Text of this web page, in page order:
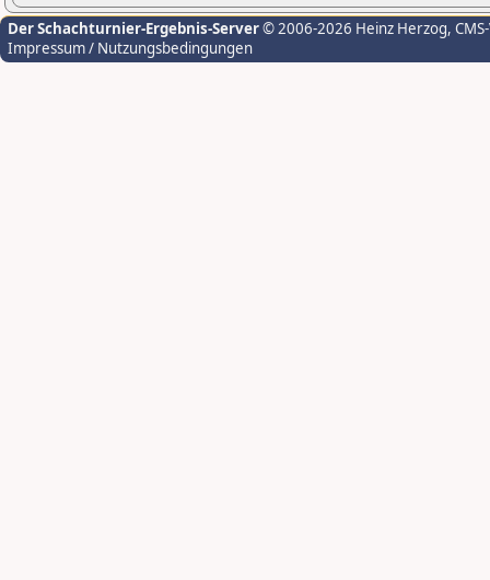
Der Schachturnier-Ergebnis-Server© 2006-2026 Heinz Herzog,
Impressum / Nutzungsbedingungen